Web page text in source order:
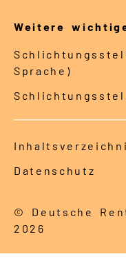
Weitere
Sprache)
Datenschutz
© Deutsche
2026